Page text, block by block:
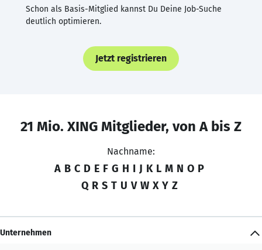
Schon als Basis-Mitglied kannst Du Deine Job-Suche
deutlich optimieren.
Jetzt registrieren
21 Mio. XING Mitglieder, von A bis Z
Nachname:
A B C D E F G H I J K L M N O P
Q R S T U V W X Y Z
Unternehmen